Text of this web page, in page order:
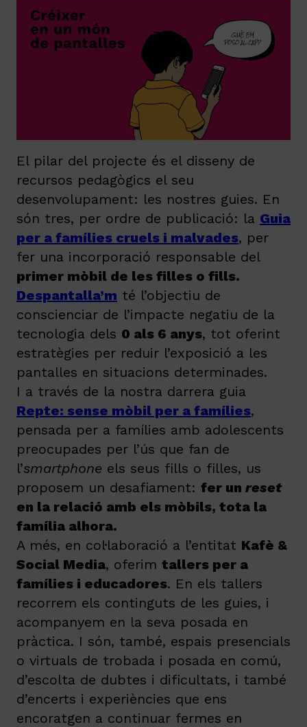
El pilar del projecte és el disseny de
recursos pedagògics el seu
desenvolupament: les nostres guies. En
són tres, per ordre de publicació: la Guia
per a famílies cruels i malvades, per
fer una incorporació responsable del
primer mòbil de les filles o fills.
Despantalla’m té l’objectiu de
conscienciar de l’impacte negatiu de la
tecnologia dels 0 als 6 anys, tot oferint
estratègies per reduir l’exposició a les
pantalles en situacions determinades.
I a través de la nostra darrera guia
Repte: sense mòbil per a famílies,
pensada per a famílies amb adolescents
preocupades per l’ús que fan de
l’smartphone els seus fills o filles, us
proposem un desafiament: fer un reset
en la relació amb els mòbils, tota la
família alhora.
A més, en col·laboració a l’entitat Kafè &
Social Media, oferim tallers per a
famílies i educadores. En els tallers
recorrem els continguts de les guies, i
acompanyem en la seva posada en
pràctica. I són, també, espais presencials
o virtuals de trobada i posada en comú,
d’escolta de dubtes i dificultats, i també
d’encerts i experiències que ens
encoratgen a continuar fermes en